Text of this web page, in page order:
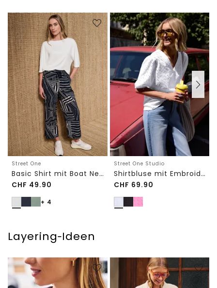
Street One
Basic Shirt mit Boat Neck und Elastikbund
CHF 49.90
+ 4
Street One Studio
Shirtbluse mit Embroidery-Front
CHF 69.90
Layering‑Ideen